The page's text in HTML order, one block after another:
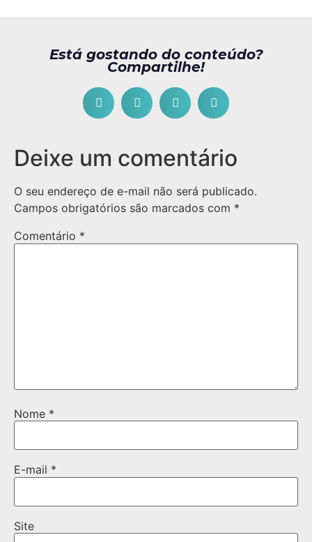
Está gostando do conteúdo?
Compartilhe!
Deixe um comentário
O seu endereço de e-mail não será publicado.
Campos obrigatórios são marcados com *
Comentário *
Nome *
E-mail *
Site